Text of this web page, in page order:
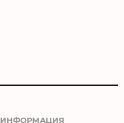
ИНФОРМАЦИЯ